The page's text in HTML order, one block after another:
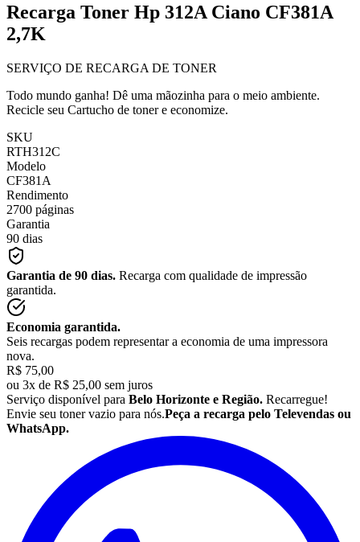
Recarga Toner Hp 312A Ciano CF381A
2,7K
SERVIÇO DE RECARGA DE TONER
Todo mundo ganha! Dê uma mãozinha para o meio ambiente.
Recicle seu Cartucho de toner e economize.
SKU
RTH312C
Modelo
CF381A
Rendimento
2700 páginas
Garantia
90 dias
Garantia de 90 dias. Recarga com qualidade de impressão
garantida.
Economia garantida.
Seis recargas podem representar a economia de uma impressora
nova.
R$ 75,00
ou 3x de R$ 25,00 sem juros
Serviço disponível para Belo Horizonte e Região. Recarregue!
Envie seu toner vazio para nós.Peça a recarga pelo Televendas ou
WhatsApp.